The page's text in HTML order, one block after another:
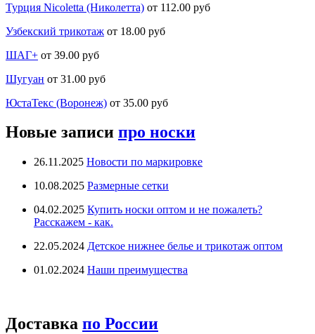
Турция Nicoletta (Николетта) от 112.00 руб
Узбекский трикотаж от 18.00 руб
ШАГ+ от 39.00 руб
Шугуан от 31.00 руб
ЮстаТекс (Воронеж) от 35.00 руб
Новые записи про носки
26.11.2025 Новости по маркировке
10.08.2025 Размерные сетки
04.02.2025 Купить носки оптом и не пожалеть?
Расскажем - как.
22.05.2024 Детское нижнее белье и трикотаж оптом
01.02.2024 Наши преимущества
Доставка по России